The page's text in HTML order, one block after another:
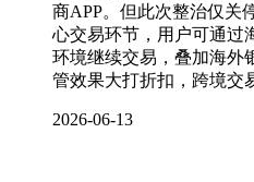
商APP。但此次整治仅关
心交易环节，用户可通过
环境继续交易，叠加海外
管效果大打折扣，跨境交
2026-06-13